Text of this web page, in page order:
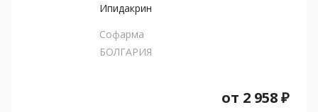
Ипидакрин
Софарма
БОЛГАРИЯ
от 2 958₽